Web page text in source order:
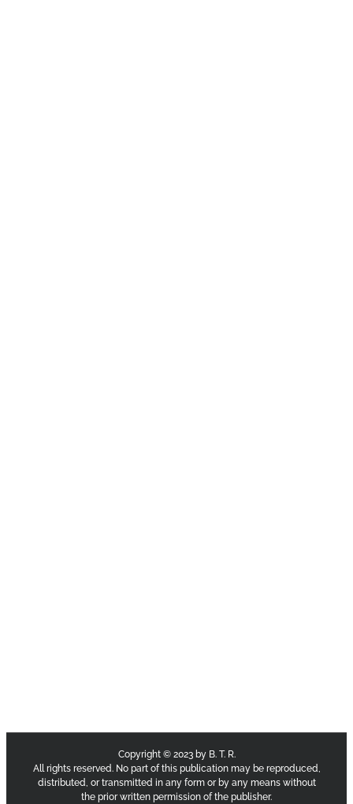
Copyright © 2023 by B. T. R.
All rights reserved. No part of this publication may be reproduced,
distributed, or transmitted in any form or by any means without
the prior written permission of the publisher.